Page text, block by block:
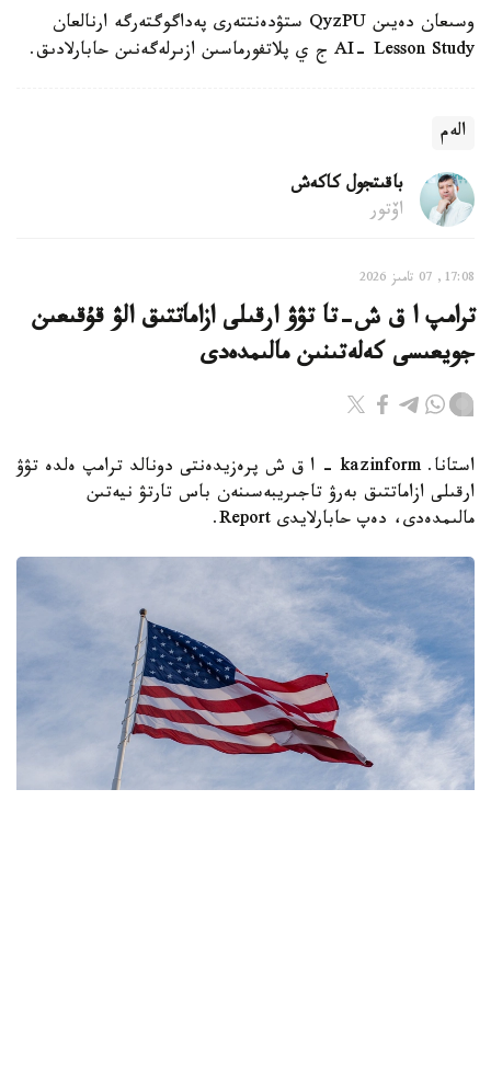
وسىعان دەيىن QyzPU ستۋدەنتتەرى پەداگوگتەرگە ارنالعان
AI- Lesson Study ج ي پلاتفورماسىن ازىرلەگەنىن حابارلادىق.
الەم
باقىتجول كاكەش
اۆتور
17:08, 07 تامىز 2026
ترامپ ا ق ش-تا تۋۋ ارقىلى ازاماتتىق الۋ قۇقىعىن
جويعىسى كەلەتىنىن مالىمدەدى
استانا. kazinform - ا ق ش پرەزيدەنتى دونالد ترامپ ەلدە تۋۋ
ارقىلى ازاماتتىق بەرۋ تاجىريبەسىنەن باس تارتۋ نيەتىن
مالىمدەدى، دەپ حابارلايدى Report.